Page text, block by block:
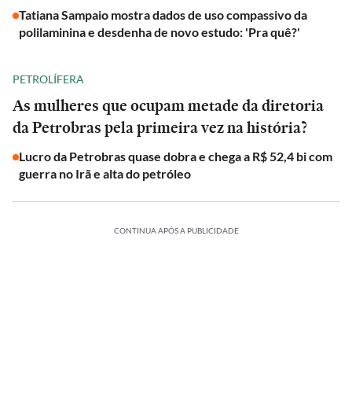
Tatiana Sampaio mostra dados de uso compassivo da
polilaminina e desdenha de novo estudo: 'Pra quê?'
PETROLÍFERA
As mulheres que ocupam metade da diretoria
da Petrobras pela primeira vez na história?
Lucro da Petrobras quase dobra e chega a R$ 52,4 bi com
guerra no Irã e alta do petróleo
CONTINUA APÓS A PUBLICIDADE